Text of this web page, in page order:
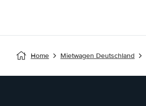
Home Mietwagen Deutschland